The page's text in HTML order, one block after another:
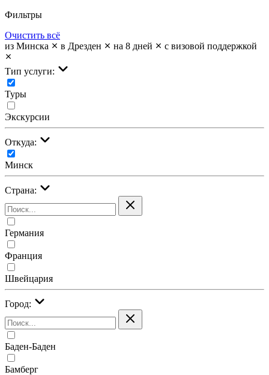
Фильтры
Очистить всё
из Минска
в Дрезден на 8 дней с визовой поддержкой
Тип услуги:
Туры
Экскурсии
Откуда:
Минск
Страна:
Германия
Франция
Швейцария
Город:
Баден-Баден
Бамберг